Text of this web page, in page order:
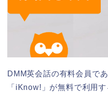
DMM英会話の有料会員で
「iKnow!」が無料で利用